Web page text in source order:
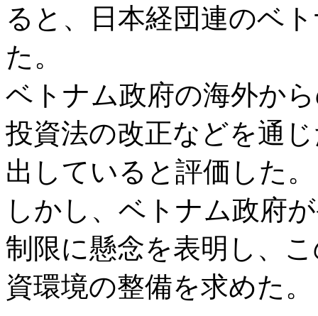
ると、日本経団連のベ
た。
ベトナム政府の海外か
投資法の改正などを通
出していると評価した。
しかし、ベトナム政府
制限に懸念を表明し、
資環境の整備を求めた。